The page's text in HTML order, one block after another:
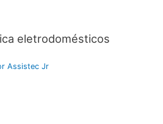
eletrodomésticos
Assistec Jr